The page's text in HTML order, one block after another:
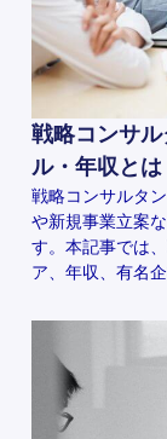
戦略コンサ
ル・年収とは
戦略コンサルタ
や新規事業立案
す。本記事では
ア、年収、有名